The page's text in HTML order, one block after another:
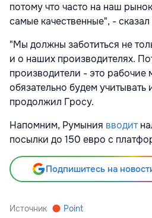
потому что часто на наш
самые качественные", - сказал
"Мы должны заботиться не
и о наших производителях.
производители - это рабочие
обязательно будем
продолжил Гросу.
Напомним, Румыния вводит
посылки до 150 евро с
Подпишитесь на
Источник Point